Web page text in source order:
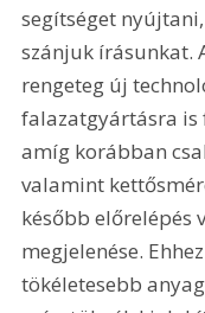
segítséget
szánjuk írásunkat.
rengeteg új
falazatgyártásra is
amíg korábban
valamint
később előrelépés
megjelenése.
tökéletesebb